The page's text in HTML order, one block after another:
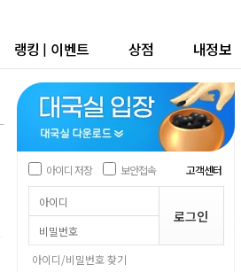
랭킹 | 이벤트 상점 내정보
아이디 저장 보안접속 고객센터
아이디/비밀번호 찾기